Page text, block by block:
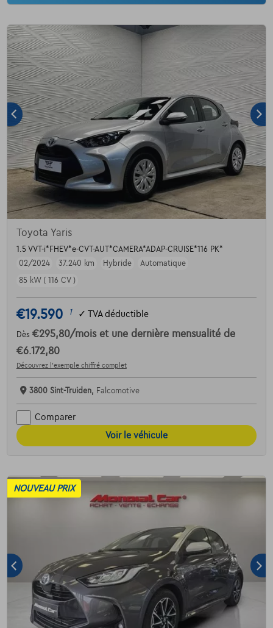
Toyota Yaris
1.5 VVT-i*FHEV*e-CVT-AUT*CAMERA*ADAP-CRUISE*116 PK*
02/2024
37.240 km Hybride
Automatique
85 kW ( 116 CV )
€19.590 1 ✓ TVA déductible
Dès €295,80/mois et une dernière mensualité de
€6.172,80
Découvrez l’exemple chiffré complet
3800 Sint-Truiden, Falcomotive
Comparer
Voir le véhicule
NOUVEAU PRIX